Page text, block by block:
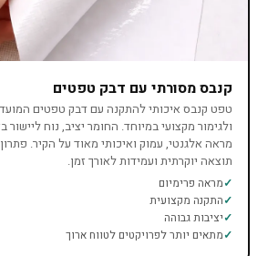
קנבס מסורתי עם דבק טפטים
טפט קנבס איכותי להתקנה עם דבק טפטים
ולגימור מקצועי במיוחד. החומר יציב, נוח
מראה אלגנטי, עמוק ואיכותי מאוד על הקיר.
תוצאה יוקרתית ועמידות לאורך זמן.
מראה פרימיום
התקנה מקצועית
יציבות גבוהה
מתאים יותר לפרויקטים לטווח ארוך